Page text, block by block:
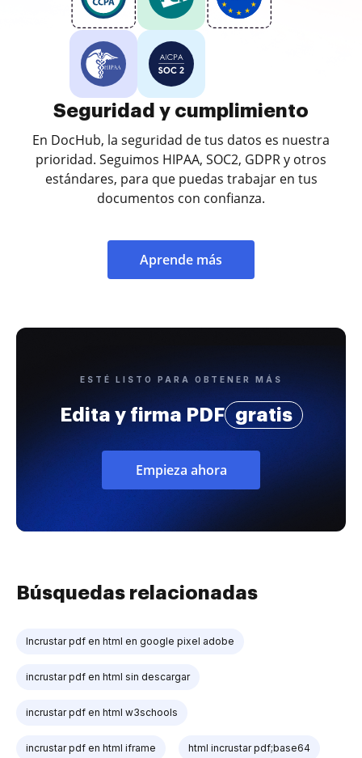
Seguridad y cumplimiento
En DocHub, la seguridad de tus datos es nuestra
prioridad. Seguimos HIPAA, SOC2, GDPR y otros
estándares, para que puedas trabajar en tus
documentos con confianza.
Aprende más
ESTÉ LISTO PARA OBTENER MÁS
Edita y firma PDF gratis
Empieza ahora
Búsquedas relacionadas
Incrustar pdf en html en google pixel adobe
incrustar pdf en html sin descargar
incrustar pdf en html w3schools
incrustar pdf en html iframe html incrustar pdf;base64